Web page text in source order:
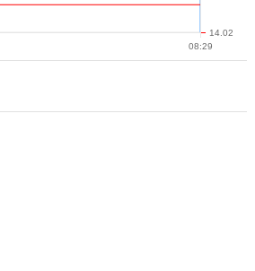
08:29
14.02